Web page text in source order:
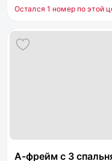
Остался 1 номер по этой
А-фрейм с 3